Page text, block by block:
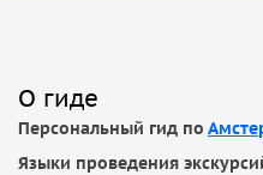
О гиде
Персональный гид по
Языки проведения